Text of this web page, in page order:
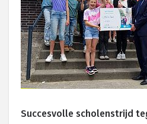
Succesvolle scholenstrijd